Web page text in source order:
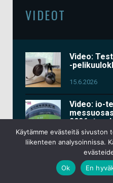
VIDEOT
Video:
-
15.6.2026
Video: io-
2026 -
3.6.2026
Video:
All-Wood
Käytämme evästeitä sivuston
liikenteen analysoinnissa.
Ok
En